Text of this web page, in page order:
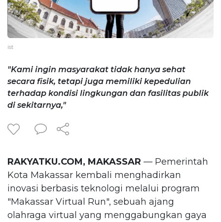
ist
"Kami ingin masyarakat tidak hanya sehat
secara fisik, tetapi juga memiliki kepedulian
terhadap kondisi lingkungan dan fasilitas publik
di sekitarnya,"
RAKYATKU.COM, MAKASSAR — Pemerintah
Kota Makassar kembali menghadirkan
inovasi berbasis teknologi melalui program
"Makassar Virtual Run", sebuah ajang
olahraga virtual yang menggabungkan gaya